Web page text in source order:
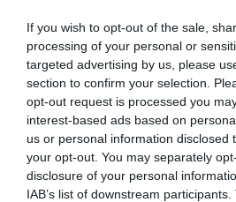
If you wish to opt-out of the sale,
processing of your personal or
targeted advertising by us, please
section to confirm your selection.
opt-out request is processed you
interest-based ads based on
us or personal information disclosed
your opt-out. You may separately
disclosure of your personal
IAB’s list of downstream
Legutóbbi
Legutóbbi
Nincs megjeleníthető
Archívum
Nincs megjeleníthető